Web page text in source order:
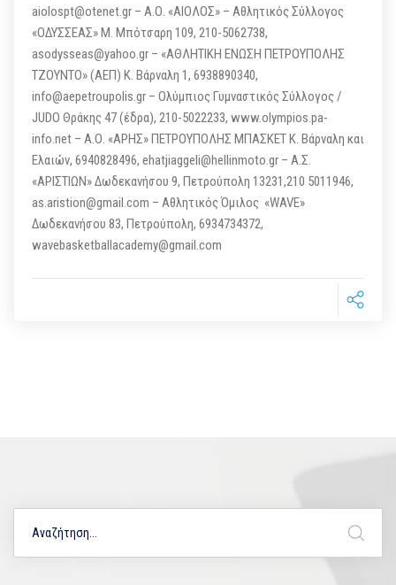
aiolospt@otenet.gr – Α.Ο. «ΑΙΟΛΟΣ» – Αθλητικός Σύλλογος
«ΟΔΥΣΣΕΑΣ» Μ. Μπότσαρη 109, 210-5062738,
asodysseas@yahoo.gr – «ΑΘΛΗΤΙΚΗ ΕΝΩΣΗ ΠΕΤΡΟΥΠΟΛΗΣ
ΤΖΟΥΝΤΟ» (ΑΕΠ) Κ. Βάρναλη 1, 6938890340,
info@aepetroupolis.gr – Ολύμπιος Γυμναστικός Σύλλογος /
JUDO Θράκης 47 (έδρα), 210-5022233, www.olympios.pa-
info.net – Α.Ο. «ΑΡΗΣ» ΠΕΤΡΟΥΠΟΛΗΣ ΜΠΑΣΚΕΤ Κ. Bάρναλη και
Ελαιών, 6940828496, ehatjiaggeli@hellinmoto.gr – Α.Σ.
«ΑΡΙΣΤΙΩΝ» Δωδεκανήσου 9, Πετρούπολη 13231,210 5011946,
as.aristion@gmail.com – Αθλητικός Όμιλος «WAVE»
Δωδεκανήσου 83, Πετρούπολη, 6934734372,
wavebasketballacademy@gmail.com